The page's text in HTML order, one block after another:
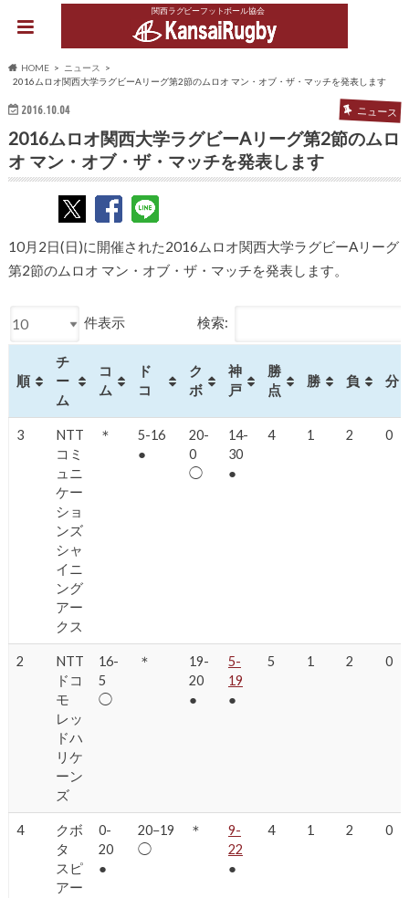
関西ラグビーフットボール協会
HOME
ニュース
2016ムロオ関西大学ラグビーAリーグ第2節のムロオ マン・オブ・ザ・マッチを発表します
2016.10.04 ニュース
2016ムロオ関西大学ラグビーAリーグ第2節のムロ
オ マン・オブ・ザ・マッチを発表します
10月2日(日)に開催された2016ムロオ関西大学ラグビーAリーグ
第2節のムロオ マン・オブ・ザ・マッチを発表します。
件表示 検索:
順
チ
ー
ム
コ
ム
ド
コ
ク
ボ
神
戸
勝
点
勝 負 分
3
NTT
コミ
ュニ
ケー
ショ
ンズ
シャ
イニ
ング
アー
クス
＊
5-16
●
20-
0
◯
14-
30
●
4 1 2 0
2
NTT
ドコ
モ
レッ
ドハ
リケ
ーン
ズ
16-
5
◯
＊
19-
20
●
5-
19
●
5 1 2 0
4
クボ
タ
スピ
アー
0-
20
●
20−19
◯
＊
9-
22
●
4 1 2 0